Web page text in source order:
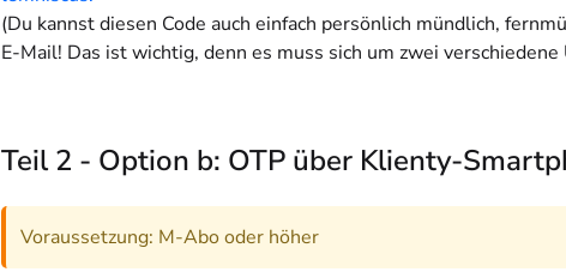
(Du kannst diesen Code auch einfach persönlich mündlich,
E-Mail! Das ist wichtig, denn es muss sich um zwei
Teil 2 - Option b: OTP über Klienty-
Voraussetzung: M-Abo oder höher